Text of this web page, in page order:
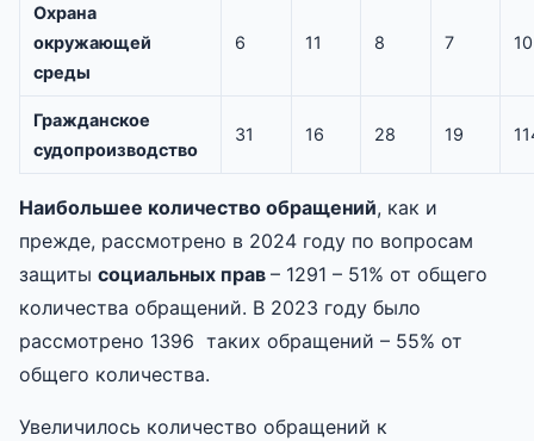
Охрана
окружающей
среды
6 11 8 7 10
Гражданское
судопроизводство
31 16 28 19
Наибольшее количество обращений, как и
прежде, рассмотрено в 2024 году по вопросам
защиты социальных прав – 1291 – 51% от общего
количества обращений. В 2023 году было
рассмотрено 1396 таких обращений – 55% от
общего количества.
Увеличилось количество обращений к